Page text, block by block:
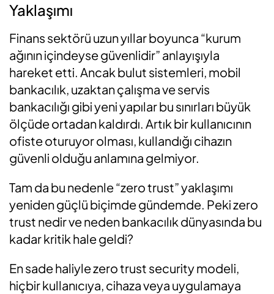
Yaklaşımı
Finans sektörü uzun yıllar boyunca “kurum
ağının içindeyse güvenlidir” anlayışıyla
hareket etti. Ancak bulut sistemleri, mobil
bankacılık, uzaktan çalışma ve servis
bankacılığı gibi yeni yapılar bu sınırları büyük
ölçüde ortadan kaldırdı. Artık bir kullanıcının
ofiste oturuyor olması, kullandığı cihazın
güvenli olduğu anlamına gelmiyor.
Tam da bu nedenle “zero trust” yaklaşımı
yeniden güçlü biçimde gündemde. Peki zero
trust nedir ve neden bankacılık dünyasında bu
kadar kritik hale geldi?
En sade haliyle zero trust security modeli,
hiçbir kullanıcıya, cihaza veya uygulamaya